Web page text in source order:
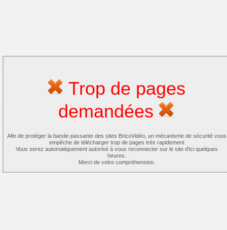
Trop de pages
demandées
Afin de protéger la bande-passante des sites BricoVidéo, un mécanisme de sécurité vous
empêche de télécharger trop de pages très rapidement
Vous serez automatiquement autorisé à vous reconnecter sur le site d'ici quelques
heures.
Merci de votre compréhension.